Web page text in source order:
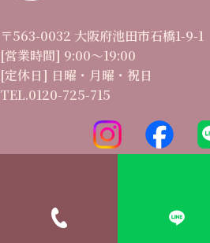
〒563-0032 大阪府池田市石橋1-9-
[営業時間] 9:00〜19:00
[定休日] 日曜・月曜・祝日
TEL.0120-725-715